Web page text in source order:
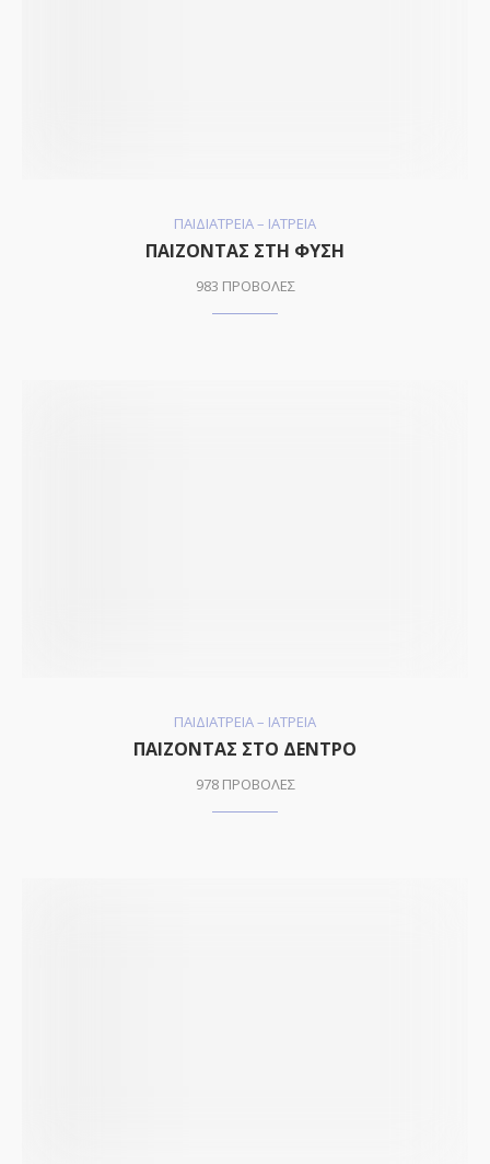
ΠΑΙΔΙΑΤΡΕΙΑ – ΙΑΤΡΕΙΑ
ΠΑΙΖΟΝΤΑΣ ΣΤΗ ΦΥΣΗ
983 ΠΡΟΒΟΛΕΣ
ΠΑΙΔΙΑΤΡΕΙΑ – ΙΑΤΡΕΙΑ
ΠΑΙΖΟΝΤΑΣ ΣΤΟ ΔΕΝΤΡΟ
978 ΠΡΟΒΟΛΕΣ